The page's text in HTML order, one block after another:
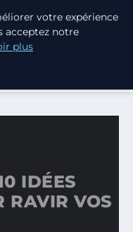
POUR RAVIR VOS…
IDÉES
RAVIR VOS
votre expérience
acceptez notre
plus